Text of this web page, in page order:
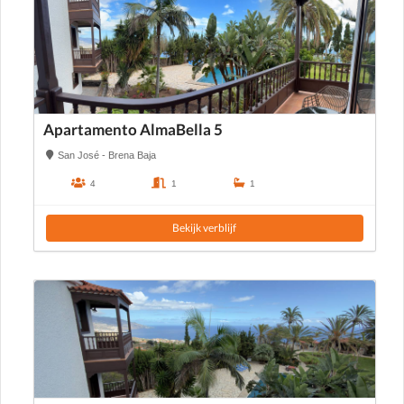
Apartamento AlmaBella 5
San José - Brena Baja
4 1 1
Bekijk verblijf